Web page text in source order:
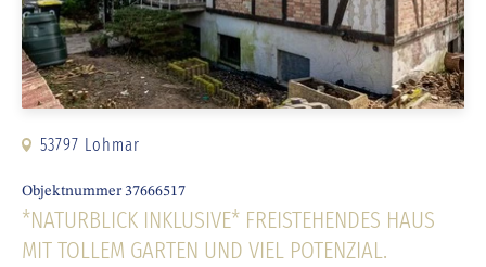
53797 Lohmar
Objektnummer 37666517
*NATURBLICK INKLUSIVE* FREISTEHENDES HAUS
MIT TOLLEM GARTEN UND VIEL POTENZIAL.